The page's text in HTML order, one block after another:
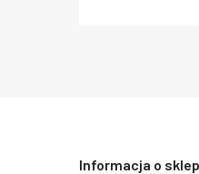
Informacja o